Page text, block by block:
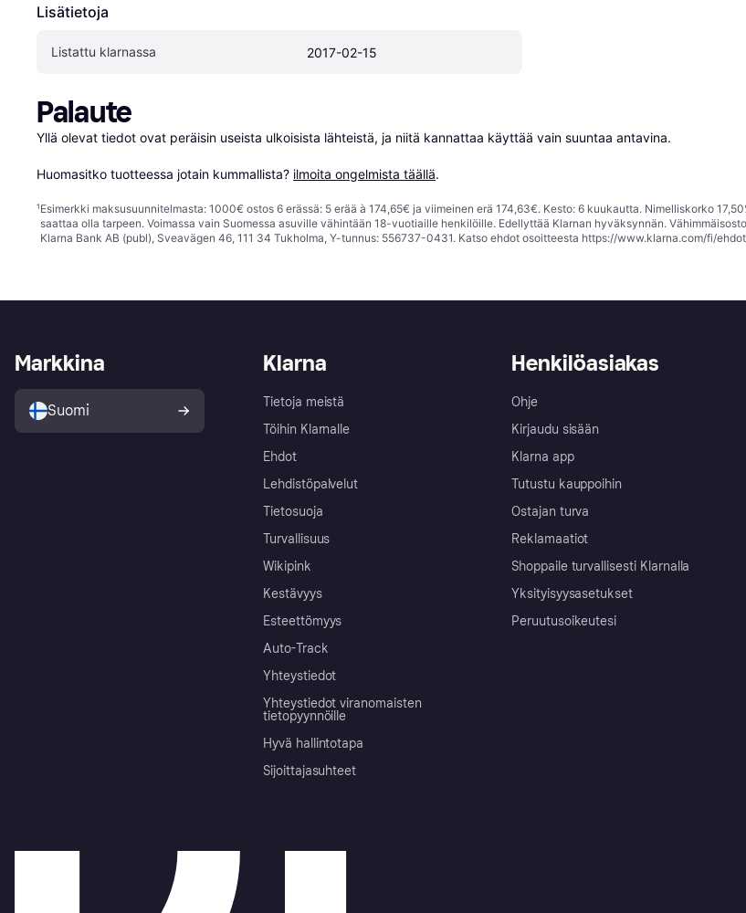
Lisätietoja
Listattu klarnassa 2017-02-15
Palaute
Yllä olevat tiedot ovat peräisin useista ulkoisista lähteistä, ja niitä kannattaa käyttää vain suuntaa antavina.
Huomasitko tuotteessa jotain kummallista? ilmoita ongelmista täällä.
¹Esimerkki maksusuunnitelmasta: 1000€ ostos 6 erässä: 5 erää à 174,65€ ja viimeinen erä 174,63€. Kesto: 6 kuukautta. Nimelliskorko
saattaa olla tarpeen. Voimassa vain Suomessa asuville vähintään 18-vuotiaille henkilöille. Edellyttää Klarnan hyväksynnän.
Klarna Bank AB (publ), Sveavägen 46, 111 34 Tukholma, Y-tunnus: 556737-0431. Katso ehdot osoitteesta https://www.klarna.com/fi/
Klarna
Tietoja meistä
Töihin Klarnalle
Ehdot
Lehdistöpalvelut
Tietosuoja
Turvallisuus
Wikipink
Kestävyys
Esteettömyys
Auto-Track
Yhteystiedot
Yhteystiedot viranomaisten
tietopyynnöille
Hyvä hallintotapa
Sijoittajasuhteet
Henkilöasiakas
Ohje
Kirjaudu sisään
Klarna app
Tutustu kauppoihin
Ostajan turva
Reklamaatiot
Shoppaile turvallisesti Klarnalla
Yksityisyysasetukset
Peruutusoikeutesi
Markkina
Suomi